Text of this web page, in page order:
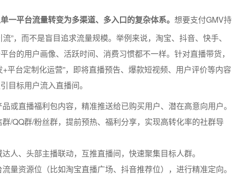
一平台流量转变为多渠道、多入口的复杂体系。 想要支付GMV持
”，而不是盲目追求流量规模。举例来说，淘宝、抖音、快手、
台的用户画像、活跃时间、消费习惯都不一样。针对直播带货，
平台定制化运营”，即将直播预告、爆款短视频、用户评价等内容
目标用户流入直播间。
或直播福利包内容，精准推送给已购买用户、潜在高意向用户。
/QQ群/粉丝群，提前预热、福利分享，实现高转化率的社群导
人、头部主播联动，互推直播间，快速聚集目标人群。
量资源位（比如淘宝直播广场、抖音推荐位），进行精准定向。